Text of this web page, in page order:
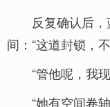
反复确认后
间：“这道封锁，
“管他呢，我
“她有空间卷